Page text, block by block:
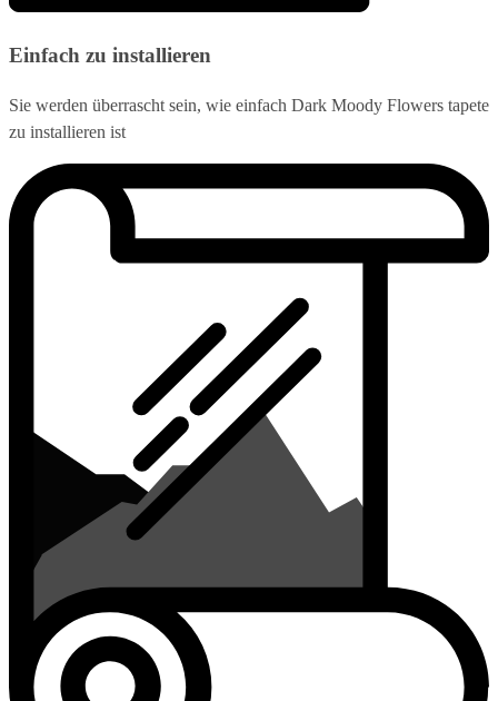
Einfach zu installieren
Sie werden überrascht sein, wie einfach Dark Moody Flowers tapete
zu installieren ist